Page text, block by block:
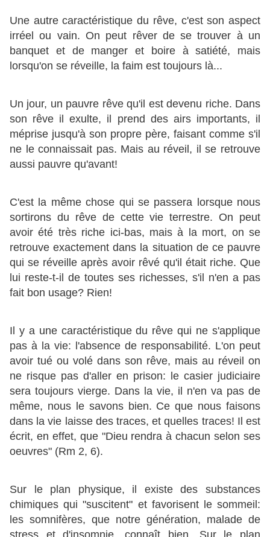
Une autre caractéristique du rêve, c'est son aspect
irréel ou vain. On peut rêver de se trouver à un
banquet et de manger et boire à satiété, mais
lorsqu'on se réveille, la faim est toujours là...
Un jour, un pauvre rêve qu'il est devenu riche. Dans
son rêve il exulte, il prend des airs importants, il
méprise jusqu'à son propre père, faisant comme s'il
ne le connaissait pas. Mais au réveil, il se retrouve
aussi pauvre qu'avant!
C'est la même chose qui se passera lorsque nous
sortirons du rêve de cette vie terrestre. On peut
avoir été très riche ici-bas, mais à la mort, on se
retrouve exactement dans la situation de ce pauvre
qui se réveille après avoir rêvé qu'il était riche. Que
lui reste-t-il de toutes ses richesses, s'il n'en a pas
fait bon usage? Rien!
Il y a une caractéristique du rêve qui ne s'applique
pas à la vie: l'absence de responsabilité. L'on peut
avoir tué ou volé dans son rêve, mais au réveil on
ne risque pas d'aller en prison: le casier judiciaire
sera toujours vierge. Dans la vie, il n'en va pas de
même, nous le savons bien. Ce que nous faisons
dans la vie laisse des traces, et quelles traces! Il est
écrit, en effet, que "Dieu rendra à chacun selon ses
oeuvres" (Rm 2, 6).
Sur le plan physique, il existe des substances
chimiques qui "suscitent" et favorisent le sommeil:
les somnifères, que notre génération, malade de